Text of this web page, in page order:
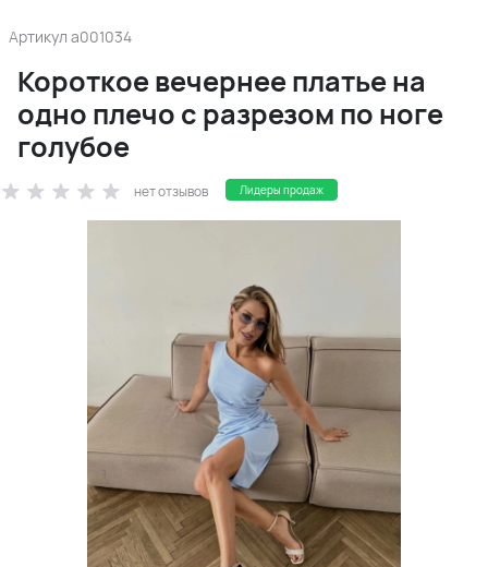
Артикул a001034
Короткое вечернее платье на
одно плечо с разрезом по ноге
голубое
нет отзывов Лидеры продаж